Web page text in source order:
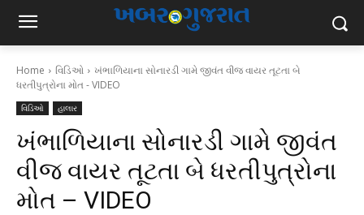
Home વિડિઓ
ખંભાળિયાના સોનારડી ગામે જીવંત વીજ વાયર તૂટતા બે
ધરતીપુત્રોના મોત - VIDEO
વિડિઓ હાલાર
ખંભાળિયાના સોનારડી ગામે જીવંત
વીજ વાયર તૂટતા બે ધરતીપુત્રોના
મોત – VIDEO